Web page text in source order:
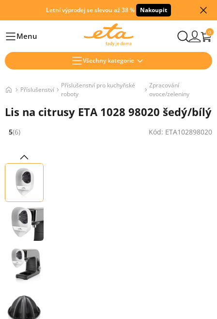
Letní výprodej se slevou až 38 % Nakoupit
HlavníMenu 0
Všechny kategorie
Příslušenství
Příslušenství pro kuchyňské
roboty
Zpracování
ovoce/zeleniny
Lis na citrusy ETA 1028 98020 šedý/bílý
Hodnocení: 5 z 5 (6 recenzí)
5(6) Kód: ETA102898020